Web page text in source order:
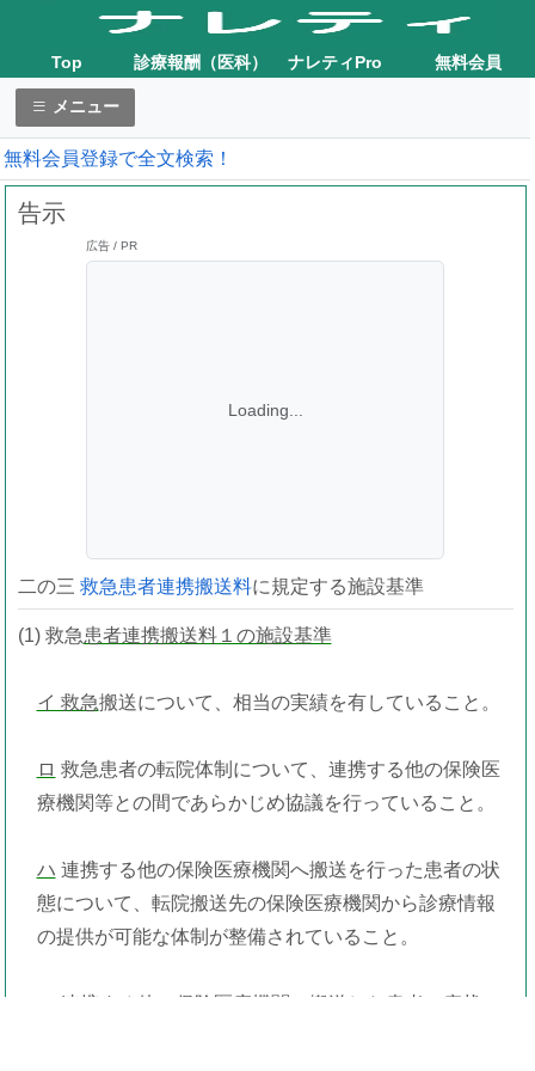
Top 診療報酬（医科） ナレティPro 無料会員
メニュー
無料会員登録で全文検索！
告示
広告 / PR
Loading...
二の三 救急患者連携搬送料に規定する施設基準
(1) 救急患者連携搬送料１の施設基準
イ 救急搬送について、相当の実績を有していること。
ロ 救急患者の転院体制について、連携する他の保険医
療機関等との間であらかじめ協議を行っていること。
ハ 連携する他の保険医療機関へ搬送を行った患者の状
態について、転院搬送先の保険医療機関から診療情報
の提供が可能な体制が整備されていること。
連携する他の保険医療機関へ搬送した患者の病状の